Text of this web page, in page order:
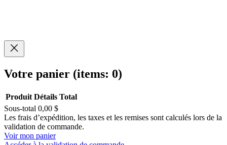
Votre panier (items: 0)
Produits
dans
Produit Détails Total
Sous-total 0,00 $
Les frais d’expédition, les taxes et les remises sont calculés lors de la
validation de commande.
Voir mon panier